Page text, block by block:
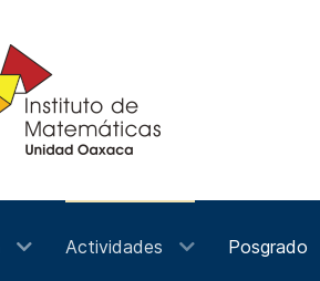
Actividades Posgrado